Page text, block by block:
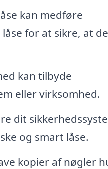
kan medføre
for at sikre, at de
kan tilbyde
eller virksomhed.
dit
og smart låse.
kopier af nøgler